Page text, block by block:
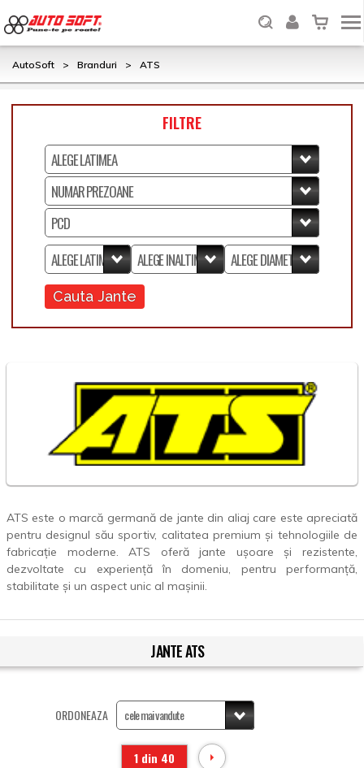
AutoSoft > Branduri > ATS
FILTRE
Cauta Jante
ATS este o marcă germană de jante din aliaj care este apreciată
pentru designul său sportiv, calitatea premium și tehnologiile de
fabricație moderne. ATS oferă jante ușoare și rezistente,
dezvoltate cu experiență în domeniu, pentru performanță,
stabilitate și un aspect unic al mașinii.
JANTE ATS
ORDONEAZA
1 din 40